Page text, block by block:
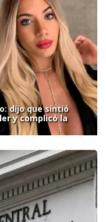
dijo que sintió
y complicó la